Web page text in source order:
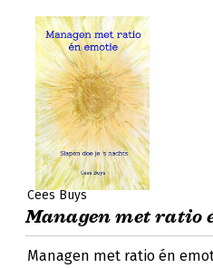
Cees Buys
Managen met ratio
Managen met ratio én